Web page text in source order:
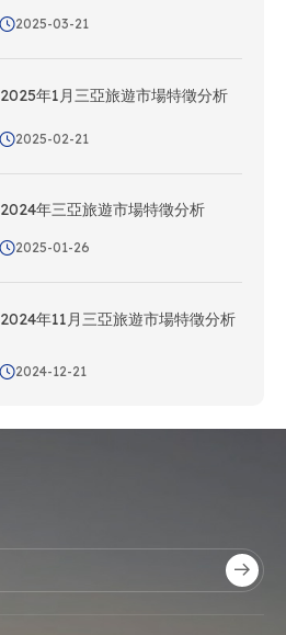
2025-03-21
2025年1月三亞旅遊市場特徵分析
2025-02-21
2024年三亞旅遊市場特徵分析
2025-01-26
2024年11月三亞旅遊市場特徵分析
2024-12-21